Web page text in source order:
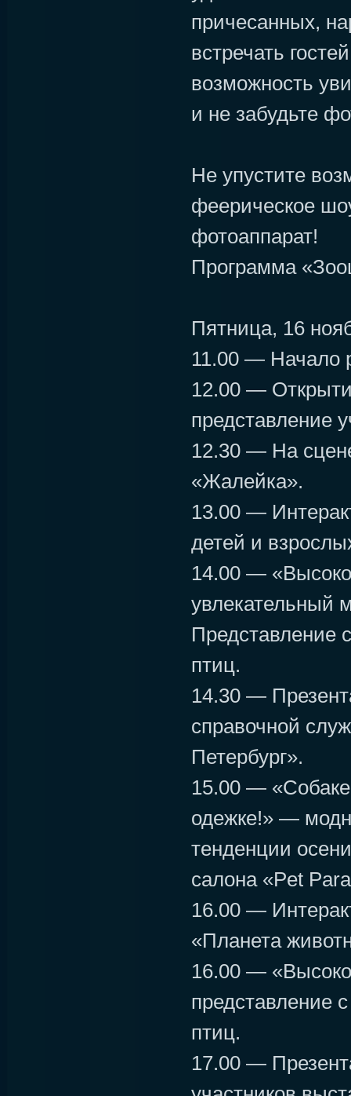
причесанных,
встречать
возможность
и не забудьте
Не упустите
феерическое
фотоаппарат!
Программа
Пятница, 16
11.00 — Начало
12.00 —
представление
12.30 — На
«Жалейка».
13.00 —
детей и
14.00 —
увлекательный
Представление
птиц.
14.30 —
справочной
Петербург».
15.00 —
одежке!» —
тенденции
салона «Pet
16.00 —
«Планета
16.00 —
представление
птиц.
17.00 —